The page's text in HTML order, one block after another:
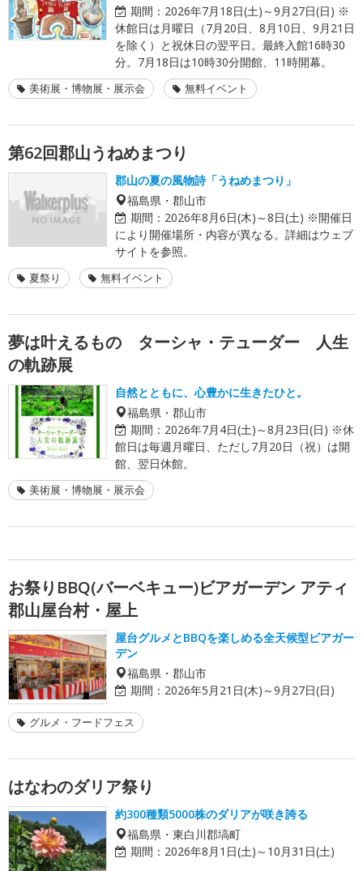
期間： 2026年7月18日(土)～9月27日(日) ※
休館日は月曜日（7月20日、8月10日、9月21日
を除く）と祝休日の翌平日。最終入館16時30
分。7月18日は10時30分開館、11時開幕。
美術展・博物展・展示会 無料イベント
第62回郡山うねめまつり
郡山の夏の風物詩「うねめまつり」
福島県・郡山市
期間： 2026年8月6日(木)～8日(土) ※開催日
により開催場所・内容が異なる。詳細はウェブ
サイトを参照。
夏祭り 無料イベント
夢は叶えるもの ターシャ・テューダー 人生
の軌跡展
自然とともに、心豊かに生きたひと。
福島県・郡山市
期間： 2026年7月4日(土)～8月23日(日) ※休
館日は毎週月曜日、ただし7月20日（祝）は開
館、翌日休館。
美術展・博物展・展示会
お祭りBBQ(バーベキュー)ビアガーデン アティ
郡山屋台村・屋上
屋台グルメとBBQを楽しめる全天候型ビアガー
デン
福島県・郡山市
期間： 2026年5月21日(木)～9月27日(日)
グルメ・フードフェス
はなわのダリア祭り
約300種類5000株のダリアが咲き誇る
福島県・東白川郡塙町
期間： 2026年8月1日(土)～10月31日(土)